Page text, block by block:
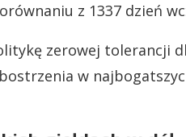
z 1337 dzień
zerowej tolerancji
w